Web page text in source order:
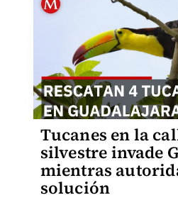
Tucanes en la
silvestre invade
mientras
solución